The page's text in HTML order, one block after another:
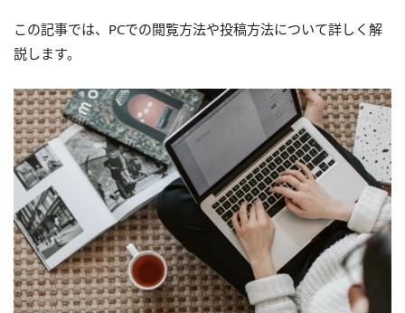
この記事では、PCでの閲覧方法や投稿方法について詳しく解
説します。